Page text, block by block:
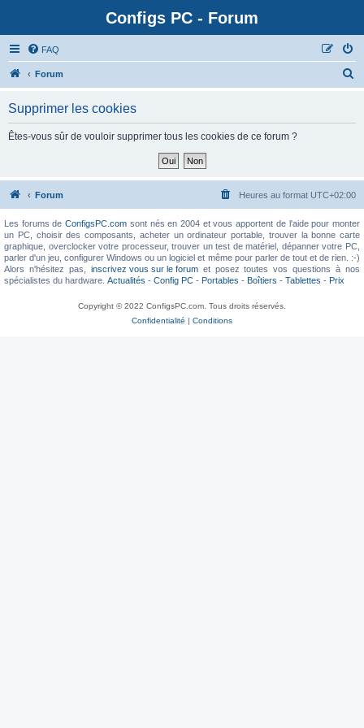
Configs PC - Forum
FAQ
Forum
Supprimer les cookies
Êtes-vous sûr de vouloir supprimer tous les cookies de ce forum ?
Forum Heures au format UTC+02:00
Les forums deConfigsPC.com sont nés en 2004 et vous apportent de l'aide pour monter
un PC, choisir des composants, acheter un ordinateur portable, trouver la bonne carte
graphique, overclocker votre processeur, trouver un test de matériel, dépanner votre PC,
parler d'un jeu, configurer Windows ou un logiciel et même pour parler de tout et de rien. :-)
Alors n'hésitez pas, inscrivez vous sur le forumet posez toutes vos questions à nos
spécialistes du hardware. Actualités - Config PC - Portables - Boîtiers - Tablettes - Prix
Copyright © 2022 ConfigsPC.com. Tous droits réservés.
Confidentialité | Conditions